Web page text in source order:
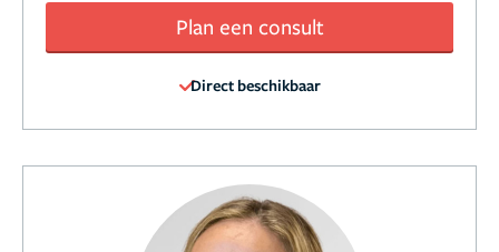
Plan een consult
Direct beschikbaar